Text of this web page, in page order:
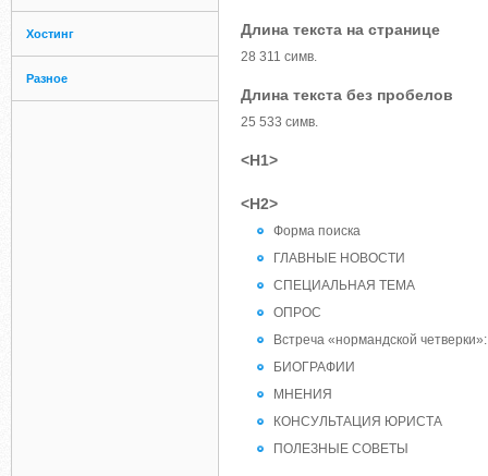
Хостинг
Разное
Длина текста на странице
28 311 симв.
Длина текста без пробелов
25 533 симв.
<H1>
<H2>
Форма поиска
ГЛАВНЫЕ НОВОСТИ
СПЕЦИАЛЬНАЯ ТЕМА
ОПРОС
Встреча «нормандской
БИОГРАФИИ
МНЕНИЯ
КОНСУЛЬТАЦИЯ ЮРИСТА
ПОЛЕЗНЫЕ СОВЕТЫ